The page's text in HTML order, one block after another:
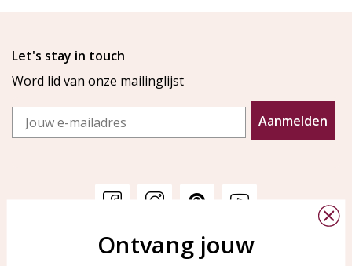
Let's stay in touch
Word lid van onze mailinglijst
Email
Aanmelden
KAYA Sieraden
Ontvang jouw